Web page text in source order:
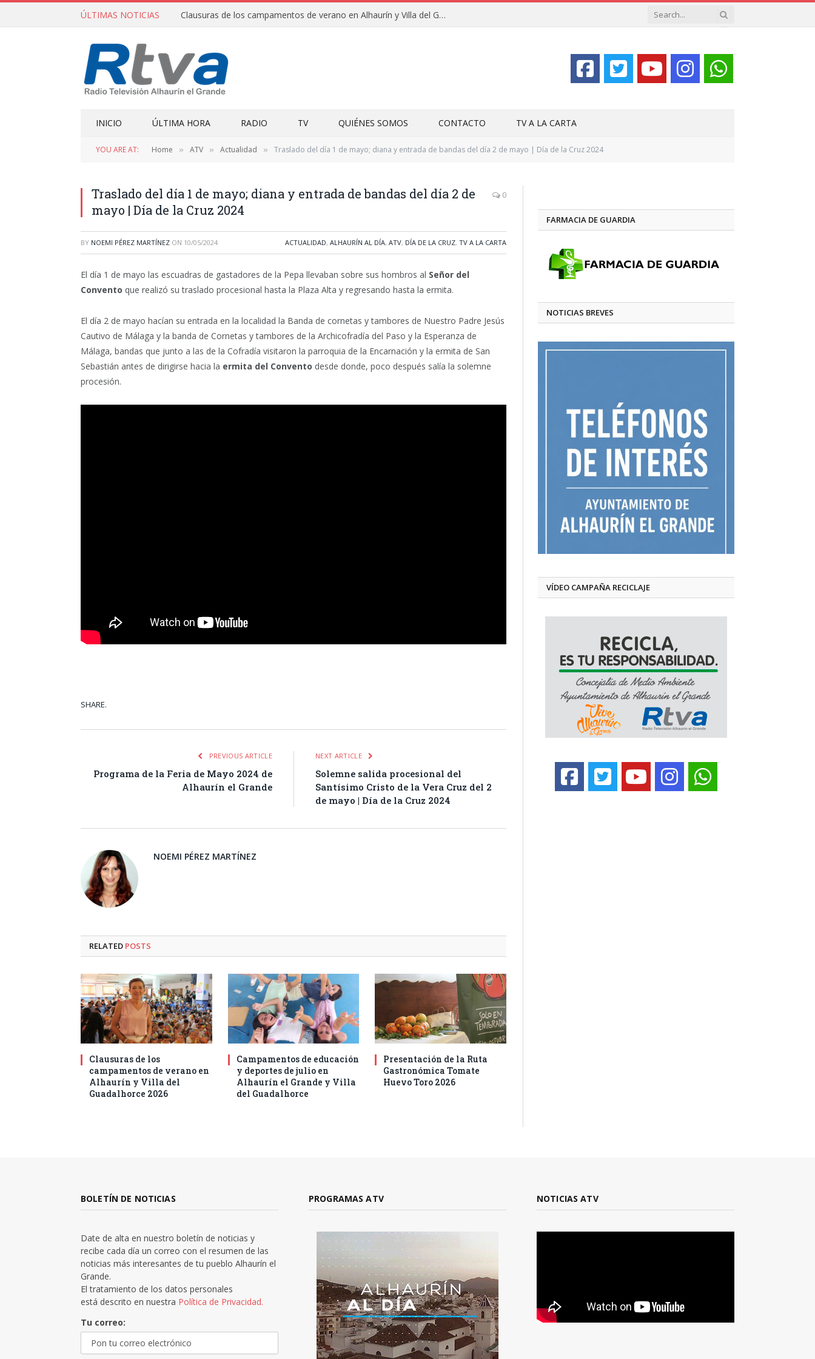
ÚLTIMAS NOTICIAS Clausuras de los campamentos de verano en Alhaurín y Villa del Guadalhorce 2026
INICIO ÚLTIMA HORA RADIO TV QUIÉNES SOMOS CONTACTO TV A LA CARTA
YOU ARE AT: Home » ATV » Actualidad » Traslado del día 1 de mayo; diana y entrada de bandas del día 2 de mayo | Día de la Cruz 2024
Traslado del día 1 de mayo; diana y entrada de bandas del día 2 de
mayo | Día de la Cruz 2024
0
BY NOEMI PÉREZ MARTÍNEZ ON 10/05/2024 ACTUALIDAD, ALHAURÍN AL DÍA, ATV, DÍA DE LA CRUZ, TV A LA CARTA
El día 1 de mayo las escuadras de gastadores de la Pepa llevaban sobre sus hombros al Señor del
Convento que realizó su traslado procesional hasta la Plaza Alta y regresando hasta la ermita.
El día 2 de mayo hacían su entrada en la localidad la Banda de cornetas y tambores de Nuestro Padre Jesús
Cautivo de Málaga y la banda de Cornetas y tambores de la Archicofradía del Paso y la Esperanza de
Málaga, bandas que junto a las de la Cofradía visitaron la parroquia de la Encarnación y la ermita de San
Sebastián antes de dirigirse hacia la ermita del Convento desde donde, poco después salía la solemne
procesión.
SHARE.
PREVIOUS ARTICLE
Programa de la Feria de Mayo 2024 de
Alhaurín el Grande
NEXT ARTICLE
Solemne salida procesional del
Santísimo Cristo de la Vera Cruz del 2
de mayo | Día de la Cruz 2024
NOEMI PÉREZ MARTÍNEZ
RELATED POSTS
Clausuras de los
campamentos de verano en
Alhaurín y Villa del
Guadalhorce 2026
Campamentos de educación
y deportes de julio en
Alhaurín el Grande y Villa
del Guadalhorce
Presentación de la Ruta
Gastronómica Tomate
Huevo Toro 2026
FARMACIA DE GUARDIA
NOTICIAS BREVES
VÍDEO CAMPAÑA RECICLAJE
BOLETÍN DE NOTICIAS
Date de alta en nuestro boletín de noticias y
recibe cada día un correo con el resumen de las
noticias más interesantes de tu pueblo Alhaurín el
Grande.
El tratamiento de los datos personales
está descrito en nuestra Política de Privacidad.
Tu correo:
PROGRAMAS ATV NOTICIAS ATV